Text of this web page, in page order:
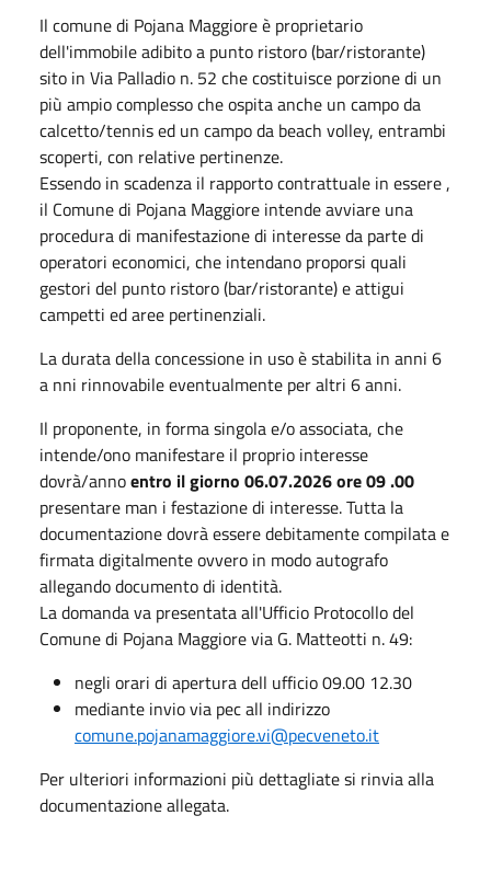
Il comune di Pojana Maggiore è proprietario
dell'immobile adibito a punto ristoro (bar/ristorante)
sito in Via Palladio n. 52 che costituisce porzione di un
più ampio complesso che ospita anche un campo da
calcetto/tennis ed un campo da beach volley, entrambi
scoperti, con relative pertinenze.
Essendo in scadenza il rapporto contrattuale in essere ,
il Comune di Pojana Maggiore intende avviare una
procedura di manifestazione di interesse da parte di
operatori economici, che intendano proporsi quali
gestori del punto ristoro (bar/ristorante) e attigui
campetti ed aree pertinenziali.
La durata della concessione in uso è stabilita in anni 6
a nni rinnovabile eventualmente per altri 6 anni.
Il proponente, in forma singola e/o associata, che
intende/ono manifestare il proprio interesse
dovrà/annoentro il giorno 06.07.2026 ore 09 .00
presentare man i festazione di interesse. Tutta la
documentazione dovrà essere debitamente compilata e
firmata digitalmente ovvero in modo autografo
allegando documento di identità.
La domanda va presentata all'Ufficio Protocollo del
Comune di Pojana Maggiore via G. Matteotti n. 49:
negli orari di apertura dell ufficio 09.00 12.30
mediante invio via pec all indirizzo
comune.pojanamaggiore.vi@pecveneto.it
Per ulteriori informazioni più dettagliate si rinvia alla
documentazione allegata.